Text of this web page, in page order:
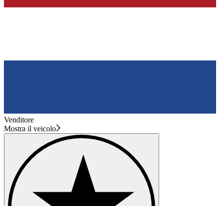
Venditore
Mostra il veicolo